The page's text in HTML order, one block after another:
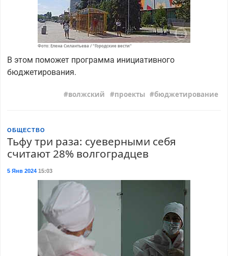
Фото: Елена Силантьева / "Городские вести"
В этом поможет программа инициативного
бюджетирования.
волжский проекты бюджетирование
ОБЩЕСТВО
Тьфу три раза: суеверными себя
считают 28% волгоградцев
5 Янв 202415:03